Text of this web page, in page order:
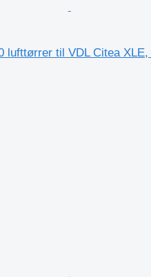
lufttørrer til VDL Citea